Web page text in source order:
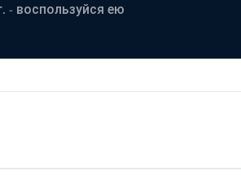
- воспользуйся ею